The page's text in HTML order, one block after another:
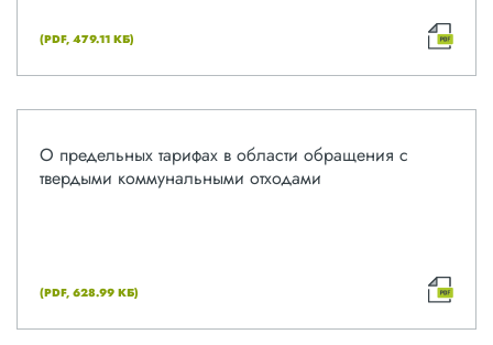
(PDF, 479.11 КБ)
О предельных тарифах в области обращения с
твердыми коммунальными отходами
(PDF, 628.99 КБ)